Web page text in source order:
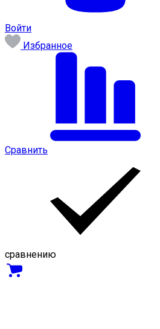
Войти
Избранное
Сравнить
сравнению